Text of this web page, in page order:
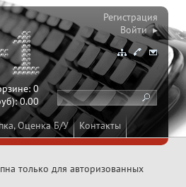
Оценка Б/У Контакты
0
0.00
Регистрация
Войти ▸
только для авторизованных